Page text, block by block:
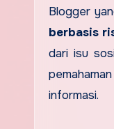
Blogger
berbasis
dari isu
informasi.